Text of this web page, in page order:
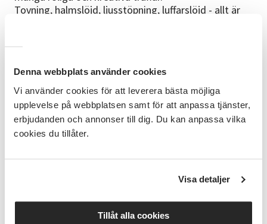
Denna webbplats använder cookies
Vi använder cookies för att leverera bästa möjliga
upplevelse på webbplatsen samt för att anpassa tjänster,
erbjudanden och annonser till dig. Du kan anpassa vilka
cookies du tillåter.
Visa detaljer
Tillåt alla cookies
Tovning, halmslöjd, ljusstöpning, luffarslöjd - allt är
Lokal:
Lödöse.
Kostnad:
Terminsavgiften är 200:- inklusive försäkring. Detta
betalas på plats, till Slöjd & Konsthantverk kring
älven.
Vi köper in material och ni betalar självkostnadspris